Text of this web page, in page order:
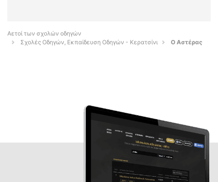
Αετοί των σχολών οδηγών
Σχολές Οδηγών, Εκπαίδευση Οδηγών - Κερατσίνι
Ο Αστέρας